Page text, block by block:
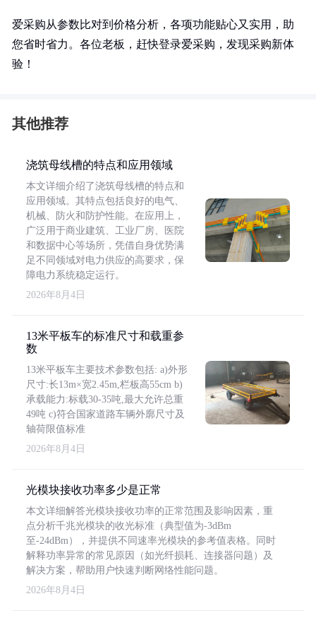
爱采购从参数比对到价格分析，各项功能贴心又实用，助
您省时省力。各位老板，赶快登录爱采购，发现采购新体
验！
其他推荐
浇筑母线槽的特点和应用领域
本文详细介绍了浇筑母线槽的特点和
应用领域。其特点包括良好的电气、
机械、防火和防护性能。在应用上，
广泛用于商业建筑、工业厂房、医院
和数据中心等场所，凭借自身优势满
足不同领域对电力供应的高要求，保
障电力系统稳定运行。
2026年8月4日
13米平板车的标准尺寸和载重参
数
13米平板车主要技术参数包括: a)外形
尺寸:长13m×宽2.45m,栏板高55cm b)
承载能力:标载30-35吨,最大允许总重
49吨 c)符合国家道路车辆外廓尺寸及
轴荷限值标准
2026年8月4日
光模块接收功率多少是正常
本文详细解答光模块接收功率的正常范围及影响因素，重
点分析千兆光模块的收光标准（典型值为-3dBm
至-24dBm），并提供不同速率光模块的参考值表格。同时
解释功率异常的常见原因（如光纤损耗、连接器问题）及
解决方案，帮助用户快速判断网络性能问题。
2026年8月4日